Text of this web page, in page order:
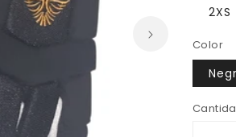
2XS
Color